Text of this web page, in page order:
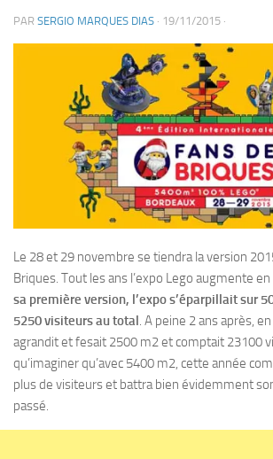
PAR SERGIO MARQUES DIAS · 19/11/2015 ·
Le 28 et 29 novembre se tiendra la version
Briques. Tout les ans l’expo Lego augmente en
sa première version, l’expo s’éparpillait sur
5250 visiteurs au total. A peine 2 ans après,
agrandit et fesait 2500 m2 et comptait 23100
qu’imaginer qu’avec 5400 m2, cette année
plus de visiteurs et battra bien évidemment
passé.